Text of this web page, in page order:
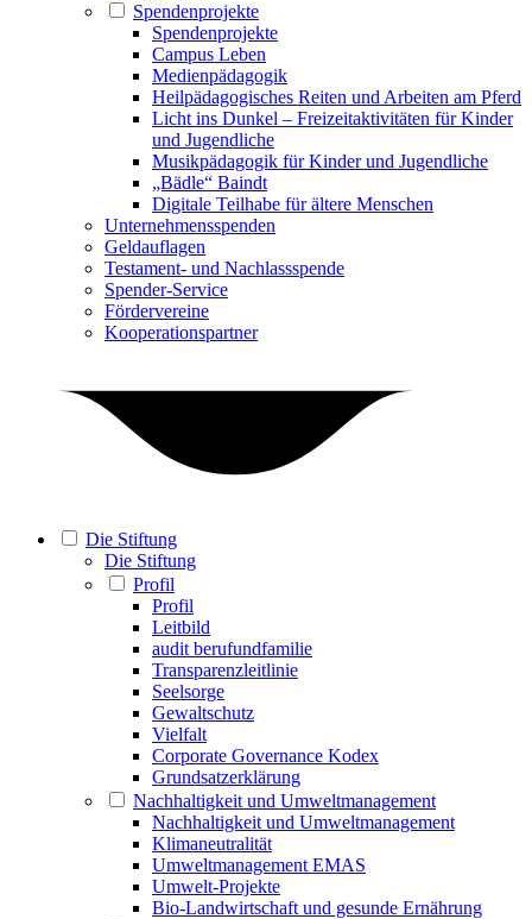
Spendenprojekte
Spendenprojekte
Campus Leben
Medienpädagogik
Heilpädagogisches Reiten und Arbeiten am Pferd
Licht ins Dunkel – Freizeitaktivitäten für Kinder
und Jugendliche
Musikpädagogik für Kinder und Jugendliche
„Bädle“ Baindt
Digitale Teilhabe für ältere Menschen
Unternehmensspenden
Geldauflagen
Testament- und Nachlassspende
Spender-Service
Fördervereine
Kooperationspartner
Die Stiftung
Die Stiftung
Profil
Profil
Leitbild
audit berufundfamilie
Transparenzleitlinie
Seelsorge
Gewaltschutz
Vielfalt
Corporate Governance Kodex
Grundsatzerklärung
Nachhaltigkeit und Umweltmanagement
Nachhaltigkeit und Umweltmanagement
Klimaneutralität
Umweltmanagement EMAS
Umwelt-Projekte
Bio-Landwirtschaft und gesunde Ernährung